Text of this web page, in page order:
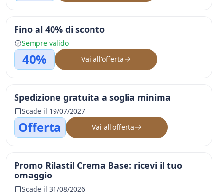
Fino al 40% di sconto
Sempre valido
40% Vai all'offerta
Spedizione gratuita a soglia minima
Scade il 19/07/2027
Offerta Vai all'offerta
Promo Rilastil Crema Base: ricevi il tuo
omaggio
Scade il 31/08/2026